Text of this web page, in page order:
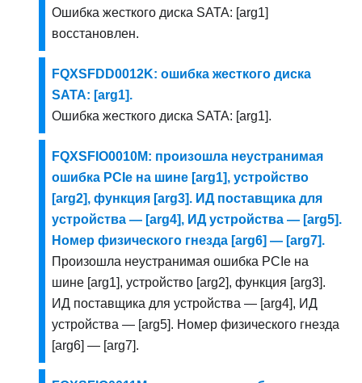
Ошибка жесткого диска SATA: [arg1]
восстановлен.
FQXSFDD0012K: ошибка жесткого диска
SATA: [arg1].
Ошибка жесткого диска SATA: [arg1].
FQXSFIO0010M: произошла неустранимая
ошибка PCIe на шине [arg1], устройство
[arg2], функция [arg3]. ИД поставщика для
устройства — [arg4], ИД устройства — [arg5].
Номер физического гнезда [arg6] — [arg7].
Произошла неустранимая ошибка PCIe на
шине [arg1], устройство [arg2], функция [arg3].
ИД поставщика для устройства — [arg4], ИД
устройства — [arg5]. Номер физического гнезда
[arg6] — [arg7].